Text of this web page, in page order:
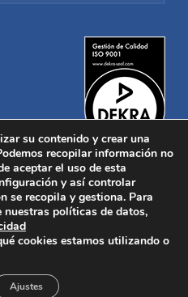
reservados.Aviso legal
|Política de Cookies
porNucleosoft
Somos
su contenido y crear una
recopilar información no
aceptar el uso de esta
y así controlar
se recopila y gestiona. Para
políticas de datos,
cookies estamos utilizando o
Ajustes